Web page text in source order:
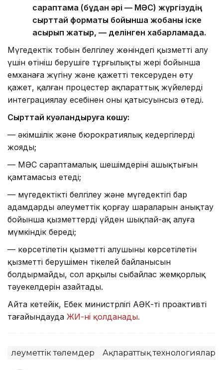
сараптама (бұдан әрі — МӘС) жүргізудің
сырттай форматы бойынша жобаны іске
асырып жатыр, — делінген хабарламада.
Мүгедектік тобын белгілеу жөніндегі қызметті алу
үшін өтініш берушіге тұрғылықты жері бойынша
емханаға жүгіну және қажетті тексеруден өту
қажет, қалған процестер ақпараттық жүйелерді
интеграциялау есебінен оның қатысуынсыз өтеді.
Сырттай куәландыруға көшу:
— әкімшілік және бюрократиялық кедергілерді
жояды;
— МӘС сараптамалық шешімдерінің ашықтығын
қамтамасыз етеді;
— мүгедектікті белгілеу және мүгедектігі бар
адамдарды әлеуметтік қорғау шараларын анықтау
бойынша қызметтерді үйден шықпай-ақ алуға
мүмкіндік береді;
— көрсетілетін қызметті алушының көрсетілетін
қызметті берушімен тікелей байланысын
болдырмайды, сол арқылы сыбайлас жемқорлық
тәуекелдерін азайтады.
Айта кетейік, Еңбек министрлігі АӘК-ті проактивті
тағайындауда ЖИ-ні қолданады.
Әлеуметтік төлемдер Ақпараттық технологиялар